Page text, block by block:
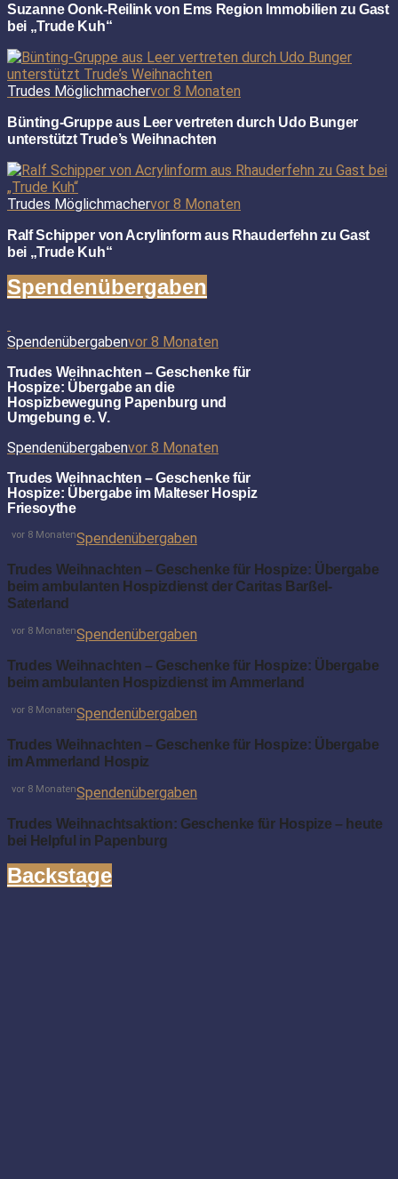
Suzanne Oonk-Reilink von Ems Region Immobilien zu Gast
bei „Trude Kuh“
Trudes Möglichmachervor 8 Monaten
Bünting-Gruppe aus Leer vertreten durch Udo Bunger
unterstützt Trude’s Weihnachten
Trudes Möglichmachervor 8 Monaten
Ralf Schipper von Acrylinform aus Rhauderfehn zu Gast
bei „Trude Kuh“
Spendenübergaben
Spendenübergabenvor 8 Monaten
Trudes Weihnachten – Geschenke für
Hospize: Übergabe an die
Hospizbewegung Papenburg und
Umgebung e. V.
Spendenübergabenvor 8 Monaten
Trudes Weihnachten – Geschenke für
Hospize: Übergabe im Malteser Hospiz
Friesoythe
Spendenübergaben
vor 8 Monaten
Trudes Weihnachten – Geschenke für Hospize: Übergabe
beim ambulanten Hospizdienst der Caritas Barßel-
Saterland
Spendenübergaben
vor 8 Monaten
Trudes Weihnachten – Geschenke für Hospize: Übergabe
beim ambulanten Hospizdienst im Ammerland
Spendenübergaben
vor 8 Monaten
Trudes Weihnachten – Geschenke für Hospize: Übergabe
im Ammerland Hospiz
Spendenübergaben
vor 8 Monaten
Trudes Weihnachtsaktion: Geschenke für Hospize – heute
bei Helpful in Papenburg
Backstage